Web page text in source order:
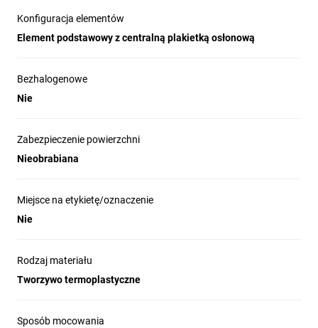
Konfiguracja elementów
Element podstawowy z centralną plakietką osłonową
Bezhalogenowe
Nie
Zabezpieczenie powierzchni
Nieobrabiana
Miejsce na etykietę/oznaczenie
Nie
Rodzaj materiału
Tworzywo termoplastyczne
Sposób mocowania